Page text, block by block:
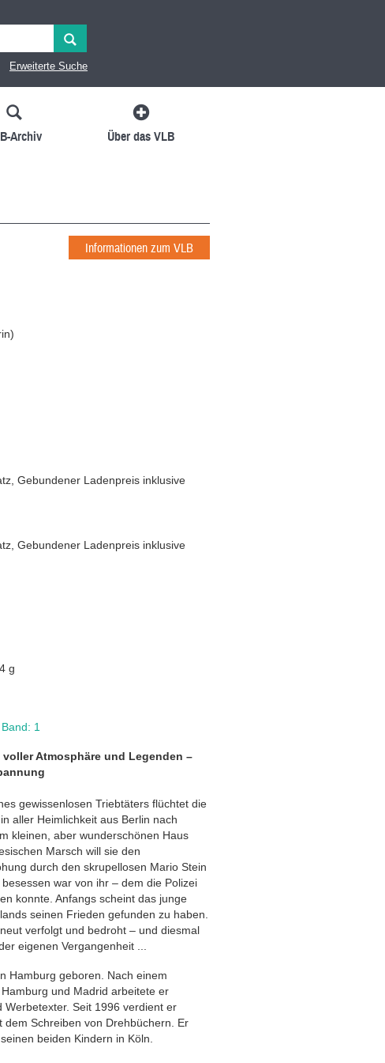
Erweiterte Suche
Archiv Über das VLB
Informationen zum VLB
)
Gebundener Ladenpreis inklusive
Gebundener Ladenpreis inklusive
g
Band: 1
Atmosphäre und Legenden –
gewissenlosen Triebtäters flüchtet die
aller Heimlichkeit aus Berlin nach
kleinen, aber wunderschönen Haus
Marsch will sie den
durch den skrupellosen Mario Stein
war von ihr – dem die Polizei
konnte. Anfangs scheint das junge
seinen Frieden gefunden zu haben.
verfolgt und bedroht – und diesmal
eigenen Vergangenheit ...
Hamburg geboren. Nach einem
und Madrid arbeitete er
Werbetexter. Seit 1996 verdient er
dem Schreiben von Drehbüchern. Er
beiden Kindern in Köln.